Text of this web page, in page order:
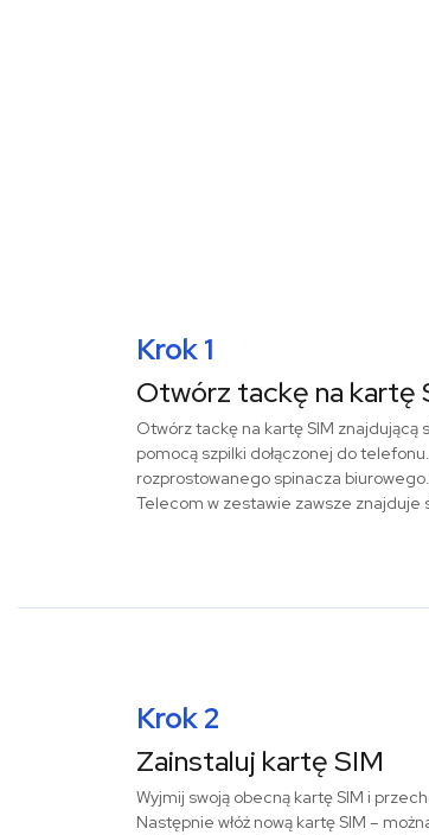
Krok 1
Otwórz tackę na kartę
Otwórz tackę na kartę SIM znajdującą
pomocą szpilki dołączonej do
rozprostowanego spinacza
Telecom w zestawie zawsze znajduje
Krok 2
Zainstaluj kartę SIM
Wyjmij swoją obecną kartę SIM i
Następnie włóż nową kartę SIM –